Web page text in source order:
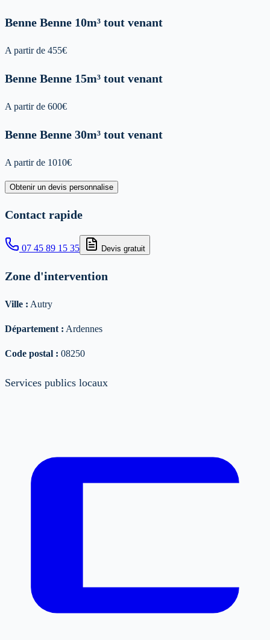
Benne Benne 10m³ tout venant
A partir de 455€
Benne Benne 15m³ tout venant
A partir de 600€
Benne Benne 30m³ tout venant
A partir de 1010€
Obtenir un devis personnalise
Contact rapide
07 45 89 15 35 Devis gratuit
Zone d'intervention
Ville : Autry
Département : Ardennes
Code postal : 08250
Services publics locaux